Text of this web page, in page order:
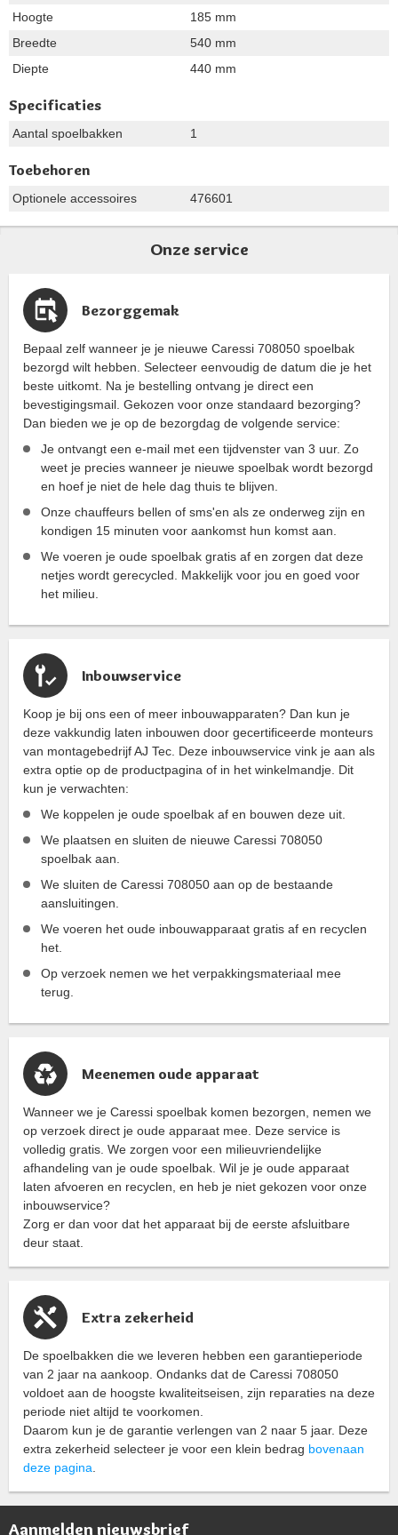
Hoogte
185 mm
Breedte
540 mm
Diepte
440 mm
Specificaties
Aantal spoelbakken 1
Toebehoren
Optionele accessoires 476601
Onze service
Bezorggemak
Bepaal zelf wanneer je je nieuwe Caressi 708050 spoelbak
bezorgd wilt hebben. Selecteer eenvoudig de datum die je het
beste uitkomt. Na je bestelling ontvang je direct een
bevestigingsmail. Gekozen voor onze standaard bezorging?
Dan bieden we je op de bezorgdag de volgende service:
Je ontvangt een e-mail met een tijdvenster van 3 uur. Zo
weet je precies wanneer je nieuwe spoelbak wordt bezorgd
en hoef je niet de hele dag thuis te blijven.
Onze chauffeurs bellen of sms'en als ze onderweg zijn en
kondigen 15 minuten voor aankomst hun komst aan.
We voeren je oude spoelbak gratis af en zorgen dat deze
netjes wordt gerecycled. Makkelijk voor jou en goed voor
het milieu.
Inbouwservice
Koop je bij ons een of meer inbouwapparaten? Dan kun je
deze vakkundig laten inbouwen door gecertificeerde monteurs
van montagebedrijf AJ Tec. Deze inbouwservice vink je aan als
extra optie op de productpagina of in het winkelmandje. Dit
kun je verwachten:
We koppelen je oude spoelbak af en bouwen deze uit.
We plaatsen en sluiten de nieuwe Caressi 708050
spoelbak aan.
We sluiten de Caressi 708050 aan op de bestaande
aansluitingen.
We voeren het oude inbouwapparaat gratis af en recyclen
het.
Op verzoek nemen we het verpakkingsmateriaal mee
terug.
Meenemen oude apparaat
Wanneer we je Caressi spoelbak komen bezorgen, nemen we
op verzoek direct je oude apparaat mee. Deze service is
volledig gratis. We zorgen voor een milieuvriendelijke
afhandeling van je oude spoelbak. Wil je je oude apparaat
laten afvoeren en recyclen, en heb je niet gekozen voor onze
inbouwservice?
Zorg er dan voor dat het apparaat bij de eerste afsluitbare
deur staat.
Extra zekerheid
De spoelbakken die we leveren hebben een garantieperiode
van 2 jaar na aankoop. Ondanks dat de Caressi 708050
voldoet aan de hoogste kwaliteitseisen, zijn reparaties na deze
periode niet altijd te voorkomen.
Daarom kun je de garantie verlengen van 2 naar 5 jaar. Deze
extra zekerheid selecteer je voor een klein bedrag bovenaan
deze pagina.
Aanmelden nieuwsbrief